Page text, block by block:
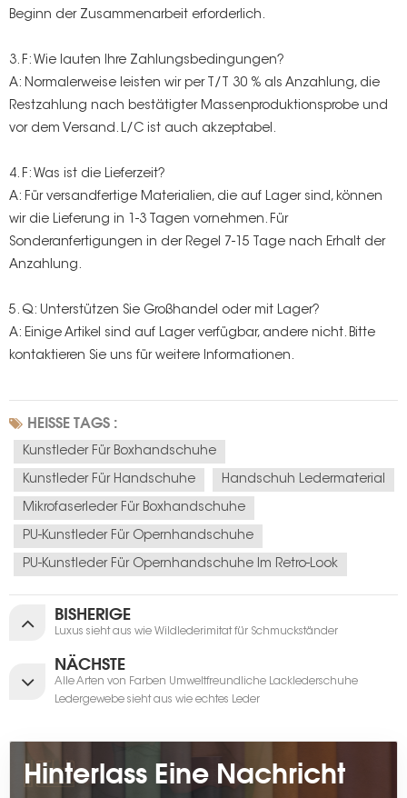
Beginn der Zusammenarbeit erforderlich.
3. F: Wie lauten Ihre Zahlungsbedingungen?
A: Normalerweise leisten wir per T/T 30 % als Anzahlung, die
Restzahlung nach bestätigter Massenproduktionsprobe und
vor dem Versand. L/C ist auch akzeptabel.
4. F: Was ist die Lieferzeit?
A: Für versandfertige Materialien, die auf Lager sind, können
wir die Lieferung in 1-3 Tagen vornehmen. Für
Sonderanfertigungen in der Regel 7-15 Tage nach Erhalt der
Anzahlung.
5. Q: Unterstützen Sie Großhandel oder mit Lager?
A: Einige Artikel sind auf Lager verfügbar, andere nicht. Bitte
kontaktieren Sie uns für weitere Informationen.
HEISSE TAGS :
Kunstleder Für Boxhandschuhe
Kunstleder Für Handschuhe Handschuh Ledermaterial
Mikrofaserleder Für Boxhandschuhe
PU-Kunstleder Für Opernhandschuhe
PU-Kunstleder Für Opernhandschuhe Im Retro-Look
BISHERIGE
Luxus sieht aus wie Wildlederimitat für Schmuckständer
NÄCHSTE
Alle Arten von Farben Umweltfreundliche Lacklederschuhe
Ledergewebe sieht aus wie echtes Leder
Hinterlass Eine Nachricht